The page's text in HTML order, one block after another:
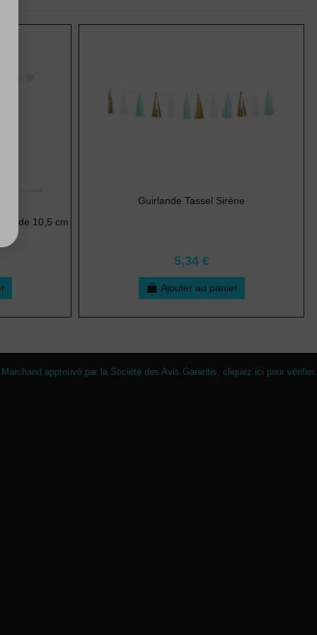
de 10,5 cm
Guirlande Tassel Sirène
5,34 €
Ajouter au panier
Marchand approuvé par la Société des Avis Garantis, cliquez ici pour vérifier.